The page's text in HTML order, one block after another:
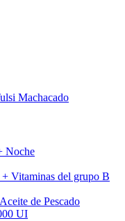
Machacado
Noche
Vitaminas del grupo B
de Pescado
UI